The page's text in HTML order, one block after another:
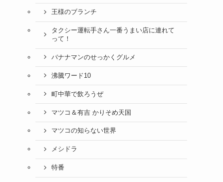
王様のブランチ
タクシー運転手さん一番うまい店に連れて
って！
バナナマンのせっかくグルメ
沸騰ワード10
町中華で飲ろうぜ
マツコ＆有吉 かりそめ天国
マツコの知らない世界
メシドラ
特番